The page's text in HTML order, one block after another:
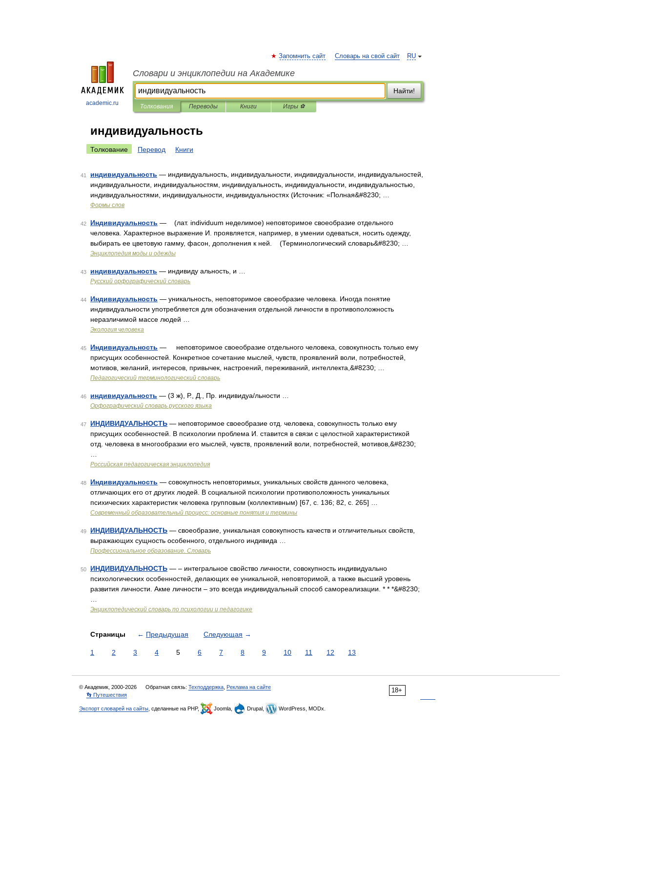
academic.ru
RU
Запомнить сайт Словарь на свой сайт
Словари и энциклопедии на Академике
Найти!
Толкования Переводы Книги Игры ⚽
индивидуальность
Толкование Перевод Книги
41 индивидуальность — индивидуальность, индивидуальности, индивидуальности, индивидуальностей,
индивидуальности, индивидуальностям, индивидуальность, индивидуальности, индивидуальностью,
индивидуальностями, индивидуальности, индивидуальностях (Источник: «Полная&#8230; …
Формы слов
42 Индивидуальность — (лат. individuum неделимое) неповторимое своеобразие отдельного
человека. Характерное выражение И. проявляется, например, в умении одеваться, носить одежду,
выбирать ее цветовую гамму, фасон, дополнения к ней. (Терминологический словарь&#8230; …
Энциклопедия моды и одежды
43 индивидуальность — индивиду альность, и …
Русский орфографический словарь
44 Индивидуальность — уникальность, неповторимое своеобразие человека. Иногда понятие
индивидуальности употребляется для обозначения отдельной личности в противоположность
неразличимой массе людей …
Экология человека
45 Индивидуальность — неповторимое своеобразие отдельного человека, совокупность только ему
присущих особенностей. Конкретное сочетание мыслей, чувств, проявлений воли, потребностей,
мотивов, желаний, интересов, привычек, настроений, переживаний, интеллекта,&#8230; …
Педагогический терминологический словарь
46 индивидуальность — (3 ж), Р., Д., Пр. индивидуа/льности …
Орфографический словарь русского языка
47 ИНДИВИДУАЛЬНОСТЬ — неповторимое своеобразие отд. человека, совокупность только ему
присущих особенностей. В психологии проблема И. ставится в связи с целостной характеристикой
отд. человека в многообразии его мыслей, чувств, проявлений воли, потребностей, мотивов,&#8230;
Российская педагогическая энциклопедия
48 Индивидуальность — совокупность неповторимых, уникальных свойств данного человека,
отличающих его от других людей. В соци­альной психологии противоположность уникальных
психических характеристик человека групповым (коллективным) [67, c. 136; 82, c. 265] …
Современный образовательный процесс: основные понятия и термины
49 ИНДИВИДУАЛЬНОСТЬ — своеобразие, уникальная совокупность качеств и отличительных свойств,
выражающих сущность особенного, отдельного индивида …
Профессиональное образование. Словарь
50 ИНДИВИДУАЛЬНОСТЬ — – интегральное свойство личности, совокупность индивидуально
психологических особенностей, делающих ее уникальной, неповторимой, а также высший уровень
развития личности. Акме личности – это всегда индивидуальный способ самореализации. * * *&#8230;
Энциклопедический словарь по психологии и педагогике
Страницы ← Предыдущая Следующая →
1 2 3 4 5 6 7 8 9 10 11 12 13
18+
© Академик, 2000-2026 Обратная связь: Техподдержка Реклама на сайте
👣 Путешествия
Экспорт словарей на сайты , сделанные на PHP, Joomla, Drupal, WordPress, MODx.